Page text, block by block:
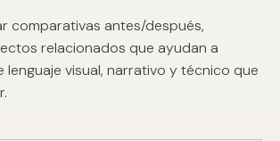
comparativas antes/después,
relacionados que ayudan a
visual, narrativo y técnico que